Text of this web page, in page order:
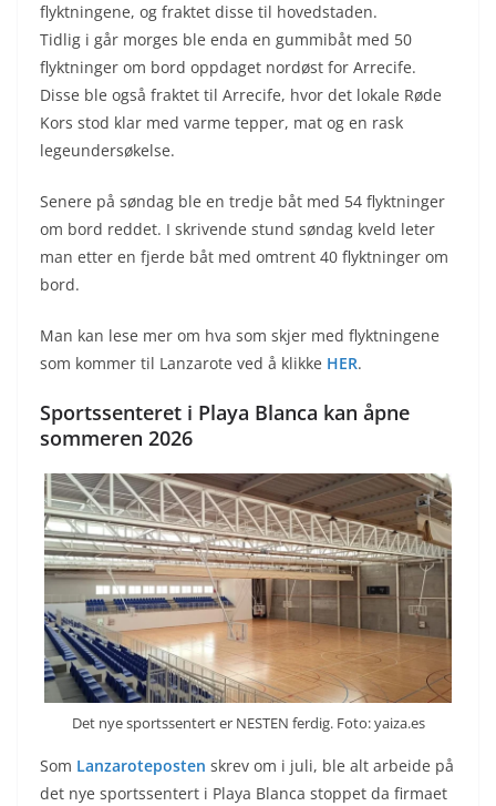
flyktningene, og fraktet disse til hovedstaden.
Tidlig i går morges ble enda en gummibåt med 50
flyktninger om bord oppdaget nordøst for Arrecife.
Disse ble også fraktet til Arrecife, hvor det lokale Røde
Kors stod klar med varme tepper, mat og en rask
legeundersøkelse.
Senere på søndag ble en tredje båt med 54 flyktninger
om bord reddet. I skrivende stund søndag kveld leter
man etter en fjerde båt med omtrent 40 flyktninger om
bord.
Man kan lese mer om hva som skjer med flyktningene
som kommer til Lanzarote ved å klikke HER.
Sportssenteret i Playa Blanca kan åpne
sommeren 2026
Det nye sportssentert er NESTEN ferdig. Foto: yaiza.es
Som Lanzaroteposten skrev om i juli, ble alt arbeide på
det nye sportssentert i Playa Blanca stoppet da firmaet